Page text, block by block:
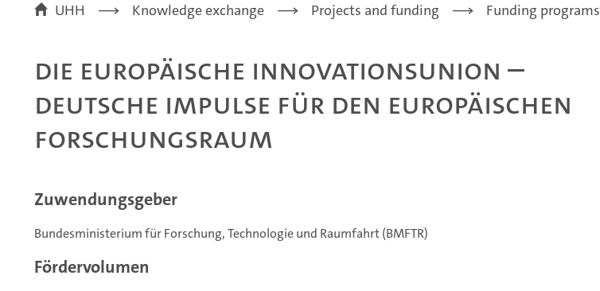
UHH Knowledge exchange Projects and funding Funding programs
Die europäische Innovationsunion –
Deutsche Impulse für den Europäischen
Forschungsraum
Zuwendungsgeber
Bundesministerium für Forschung, Technologie und Raumfahrt (BMFTR)
Fördervolumen